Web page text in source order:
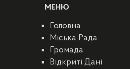
МЕНЮ
Головна
Міська Рада
Громада
Відкриті Дані